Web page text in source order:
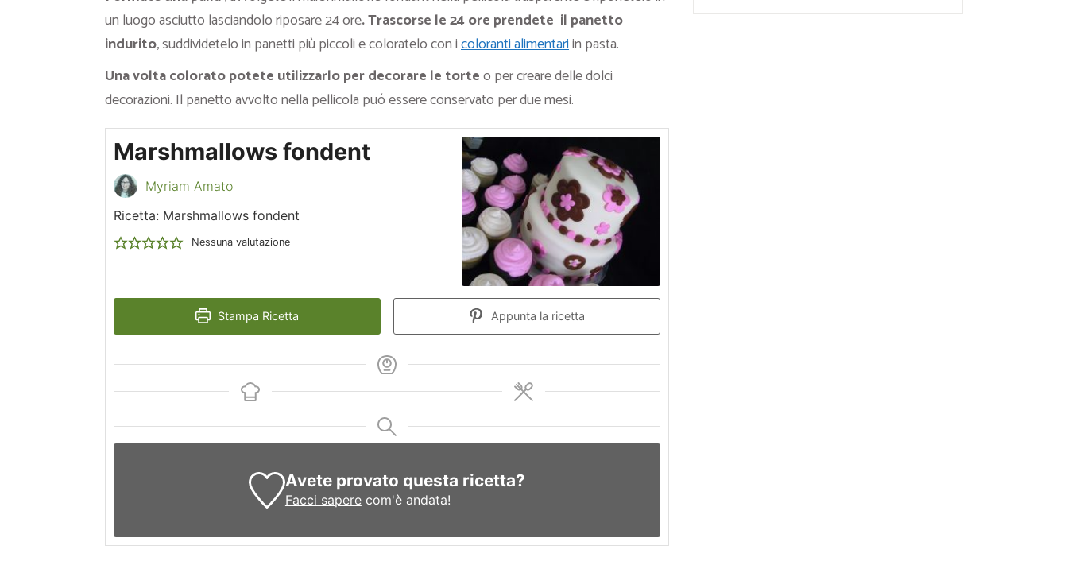
un luogo asciutto lasciandolo riposare 24 ore. Trascorse le 24 ore prendete il panetto
indurito, suddividetelo in panetti più piccoli e coloratelo con icoloranti alimentariin pasta.
Una volta colorato potete utilizzarlo per decorare le torteo per creare delle dolci
decorazioni. Il panetto avvolto nella pellicola puó essere conservato per due mesi.
Marshmallows fondent
Myriam Amato
Ricetta: Marshmallows fondent
Nessuna valutazione
Stampa Ricetta Appunta la ricetta
Avete provato questa ricetta?
Facci saperecom'è andata!